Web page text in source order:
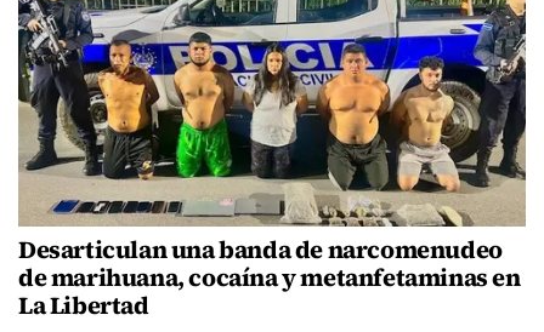
Desarticulan una banda de narcomenudeo
de marihuana, cocaína y metanfetaminas en
La Libertad